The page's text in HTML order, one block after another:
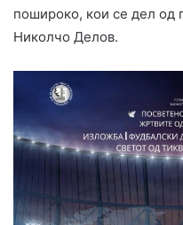
пошироко, кои се дел од
Николчо Делов.